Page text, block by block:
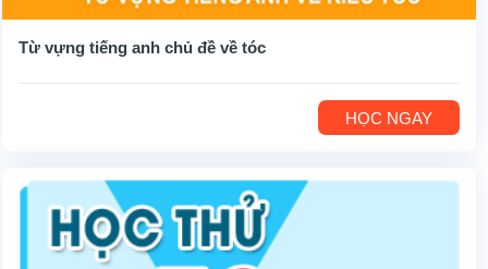
Từ vựng tiếng anh chủ đề về tóc
HỌC NGAY